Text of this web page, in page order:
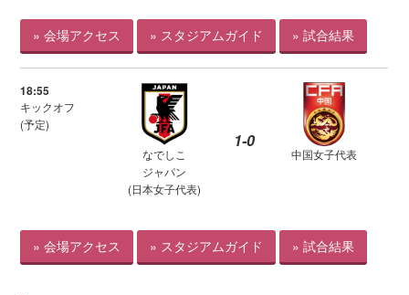
» 会場アクセス » スタジアムガイド » 試合結果
18:55
キックオフ
(予定)
なでしこ
ジャパン
(日本女子代表)
1-0
中国女子代表
» 会場アクセス » スタジアムガイド » 試合結果